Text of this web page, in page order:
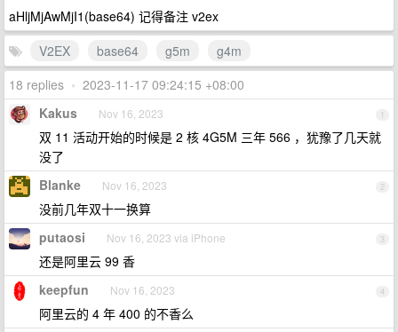
aHljMjAwMjI1(base64) 记得备注 v2ex
V2EX
base64 g5m
g4m
18 replies • 2023-11-17 09:24:15 +08:00
1
Kakus Nov 16, 2023
双 11 活动开始的时候是 2 核 4G5M 三年 566 ，犹豫了几天就
没了
2
Blanke Nov 16, 2023
没前几年双十一换算
3
putaosi Nov 16, 2023 via iPhone
还是阿里云 99 香
4
keepfun Nov 16, 2023
阿里云的 4 年 400 的不香么